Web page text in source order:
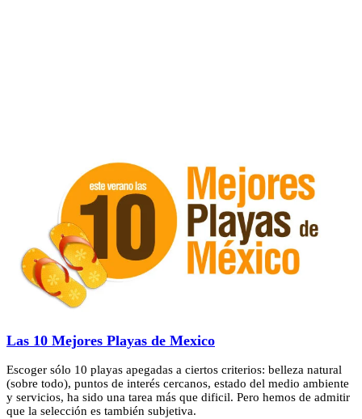
Las 10 Mejores Playas de Mexico
Escoger sólo 10 playas apegadas a ciertos criterios: belleza natural
(sobre todo), puntos de interés cercanos, estado del medio ambiente
y servicios, ha sido una tarea más que dificil. Pero hemos de admitir
que la selección es también subjetiva.